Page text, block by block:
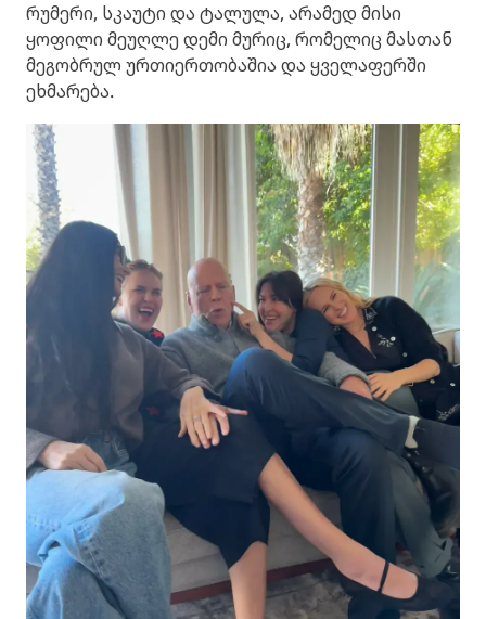
რუმერი, სკაუტი და ტალულა, არამედ მისი
ყოფილი მეუღლე დემი მურიც, რომელიც მასთან
მეგობრულ ურთიერთობაშია და ყველაფერში
ეხმარება.